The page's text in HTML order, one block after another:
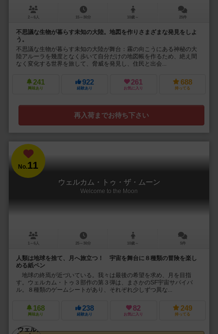
2～6人 15～30分 10歳～ 25件
不思議な生物が暮らす未知の大陸。地図を作りさまざまな発見をしよ
う。
不思議な生物が暮らす未知の大陸が舞台：霧の向こうにある神秘の大
陸アルーラを幾度となく歩いて自分だけの地図帳を作るため、絶え間
なく変化する世界を旅して、脅威を発見し、住民と出会...
241
興味あり
922
経験あり
261
お気に入り
688
持ってる
再入荷までお待ち下さい
No.11
ウェルカム・トゥ・ザ・ムーン
Welcome to the Moon
1～6人 25～30分 10歳～ 5件
人類は地球を捨て、月へ旅立つ！ 宇宙を舞台に８種類の冒険を楽し
める紙ペン
地球の終焉が近づいている。我々は最後の希望を求め、月を目指
す。ウェルカム・トゥ３部作の第３弾は、まさかのSF宇宙サバイバ
ル。８種類のゲームシートがあり、それぞれ少しずつ異な...
168
興味あり
238
経験あり
82
お気に入り
249
持ってる